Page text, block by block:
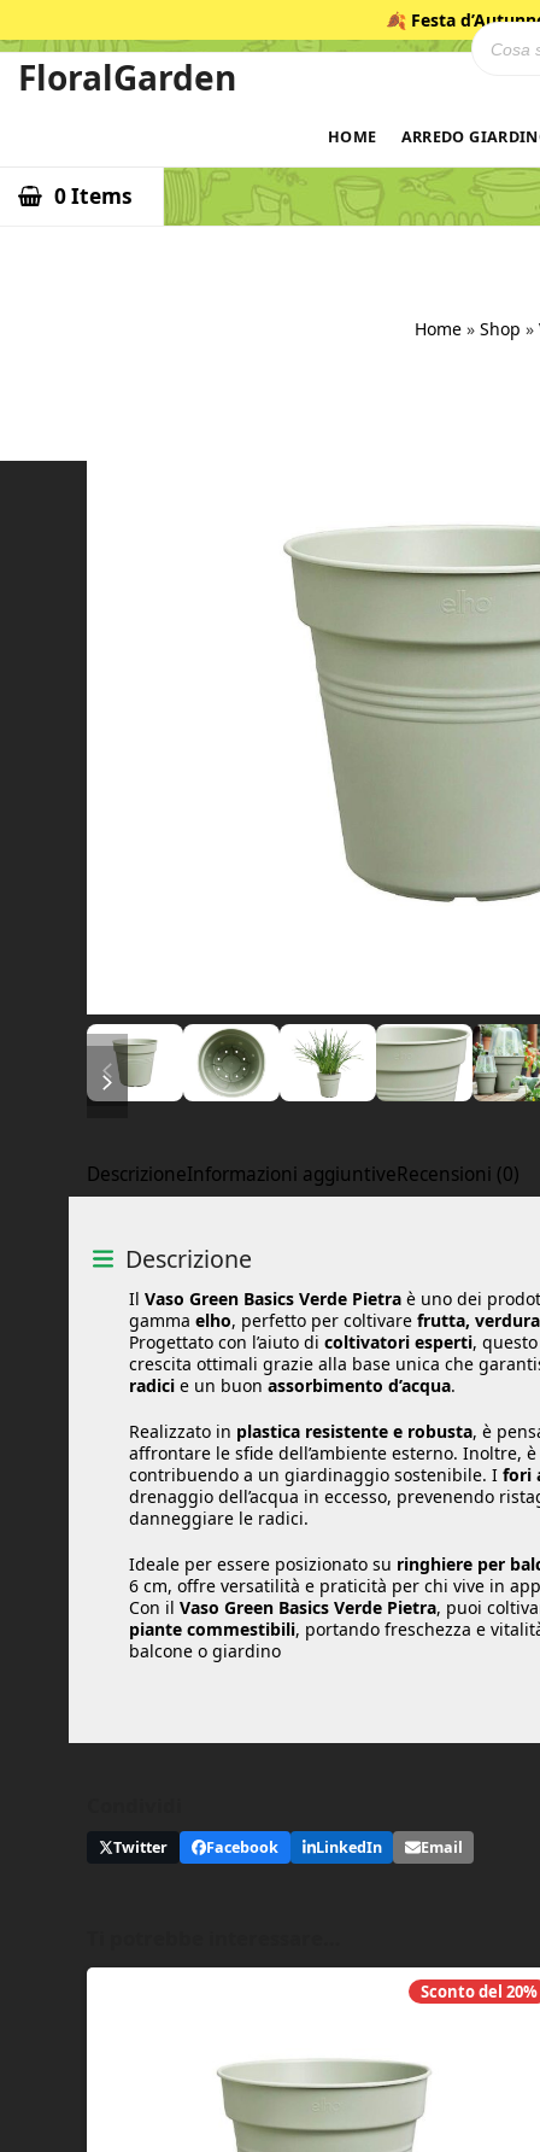
al
contenuto
🍂 Festa
FloralGarden
HOME ARREDO
0 Items
Home» Shop »
diapositiva precedente
diapositiva successiva
DescrizioneInformazioni aggiuntiveRecensioni (0)
Descrizione
Il Vaso Green Basics Verde Pietra è uno dei
gamma elho, perfetto per coltivare frutta,
Progettato con l’aiuto di coltivatori esperti,
crescita ottimali grazie alla base unica che
radici e un buon assorbimento d’acqua.
Realizzato in plastica resistente e robusta, è
affrontare le sfide dell’ambiente esterno. Inoltre, è
contribuendo a un giardinaggio sostenibile. I fori
drenaggio dell’acqua in eccesso, prevenendo
danneggiare le radici.
Ideale per essere posizionato su ringhiere per
6 cm, offre versatilità e praticità per chi vive in
Con il Vaso Green Basics Verde Pietra, puoi
piante commestibili, portando freschezza e
balcone o giardino
Twitter Facebook LinkedIn Email
Sconto del 20%